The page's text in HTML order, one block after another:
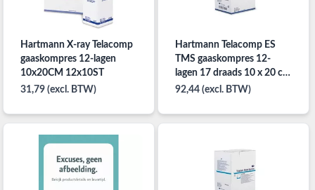
Hartmann X-ray Telacomp
gaaskompres 12-lagen
10x20CM 12x10ST
31,79 (excl. BTW)
Hartmann Telacomp ES
TMS gaaskompres 12-
lagen 17 draads 10 x 20 cm
per 8x20 st steriel
92,44 (excl. BTW)